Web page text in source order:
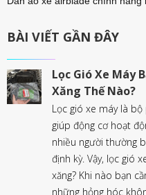
BÀI VIẾT GẦN ĐÂY
Lọc Gió Xe Máy
Xăng Thế Nào?
Lọc gió xe máy là
giúp động cơ hoạt
nhiều người thường
định kỳ. Vậy, lọc gió
xăng? Khi nào bạn
những hỏng hóc